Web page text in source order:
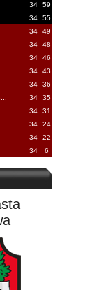
34
59
34
55
34
49
34
48
34
46
34
43
34
36
34
35
34
31
34
24
34
22
34 6